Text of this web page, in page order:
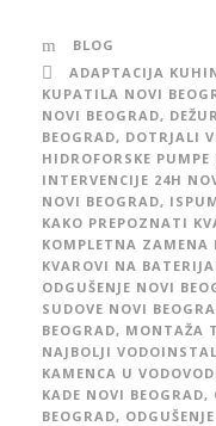
BLOG
ADAPTACIJA
KUPATILA NOVI
NOVI BEOGRAD,
BEOGRAD, DOTRJALI
HIDROFORSKE
INTERVENCIJE 24H
NOVI BEOGRAD,
KAKO PREPOZNATI
KOMPLETNA ZAMENA
KVAROVI NA
ODGUŠENJE NOVI
SUDOVE NOVI
BEOGRAD, MONTAŽA
NAJBOLJI
KAMENCA U
KADE NOVI BEOGRAD,
BEOGRAD,